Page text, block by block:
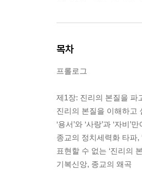
목차
프롤로그
제1장: 진리의 본질을 파
진리의 본질을 이해하고
‘용서’와 ‘사랑’과 ‘자비’
종교의 정치세력화 타파,
표현할 수 없는 ‘진리의
기복신앙, 종교의 왜곡